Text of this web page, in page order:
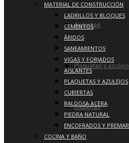
Aislantes
Plaquetas y
Cubiertas
MATERIAL DE CONSTRUCCIÓN
LADRILLOS Y BLOQUES
CEMENTOS
ÁRIDOS
SANEAMIENTOS
VIGAS Y FORJADOS
AISLANTES
PLAQUETAS Y AZULEJOS
CUBIERTAS
BALDOSA ACERA
PIEDRA NATURAL
ENCOFRADOS Y
COCINA Y BAÑO